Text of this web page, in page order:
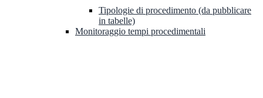
Tipologie di procedimento (da pubblicare
in tabelle)
Monitoraggio tempi procedimentali